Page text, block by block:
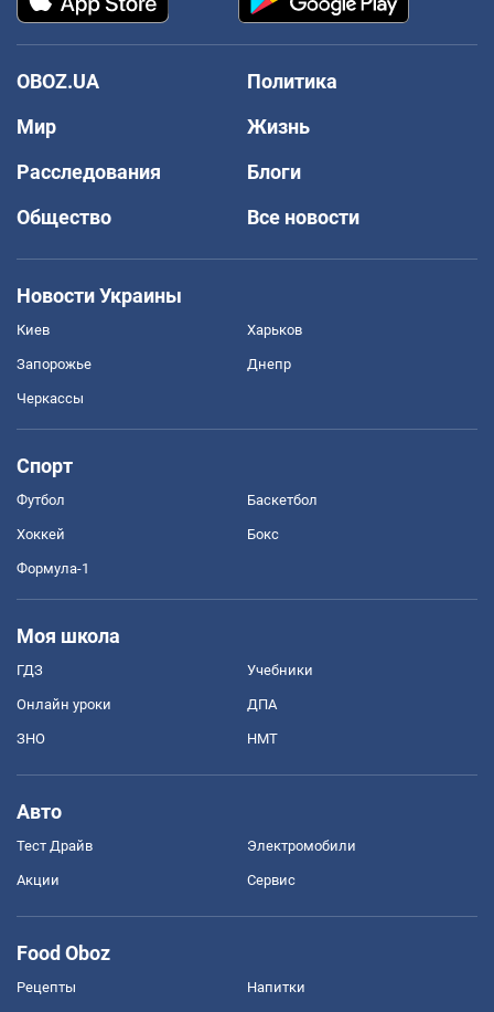
OBOZ.UA
Политика
Мир
Жизнь
Расследования
Блоги
Общество
Все новости
Новости Украины
Киев Харьков
Запорожье Днепр
Черкассы
Спорт
Футбол Баскетбол
Хоккей Бокс
Формула-1
Моя школа
ГДЗ Учебники
Онлайн уроки ДПА
ЗНО НМТ
Авто
Тест Драйв Электромобили
Акции Сервис
Food Oboz
Рецепты Напитки